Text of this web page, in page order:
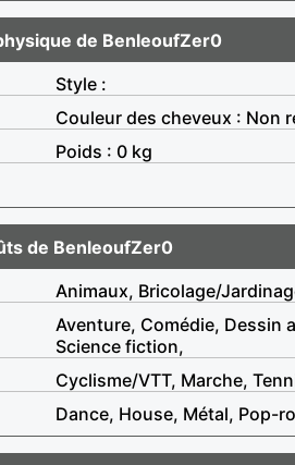
de BenleoufZer0
Style :
Couleur des cheveux : Non
Poids : 0 kg
de BenleoufZer0
Animaux, Bricolage/
Aventure, Comédie, Dessin
Science fiction,
Cyclisme/VTT, Marche,
Dance, House, Métal, Pop-